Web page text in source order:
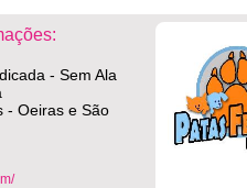
- Sem Ala
- Oeiras e São